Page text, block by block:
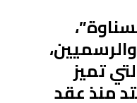
تميز
منذ عقد